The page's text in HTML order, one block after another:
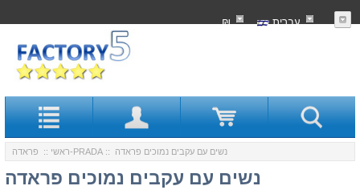
עִברִית ₪
ראשי :: פראדה-PRADA :: נשים עם עקבים נמוכים פראדה
נשים עם עקבים נמוכים פראדה